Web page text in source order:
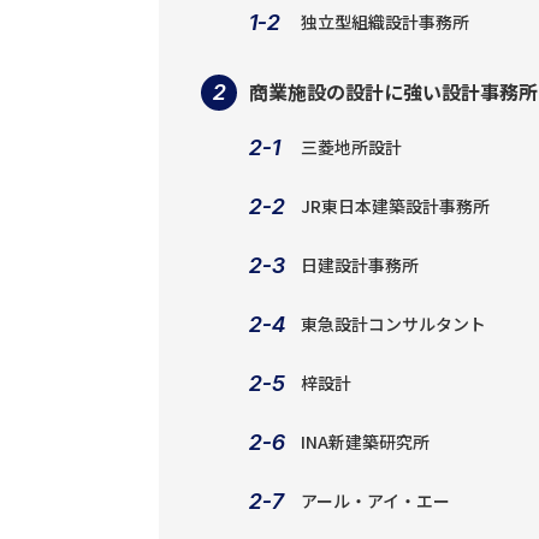
独立型組織設計事務所
商業施設の設計に強い設計事務
三菱地所設計
JR東日本建築設計事務所
日建設計事務所
東急設計コンサルタント
梓設計
INA新建築研究所
アール・アイ・エー